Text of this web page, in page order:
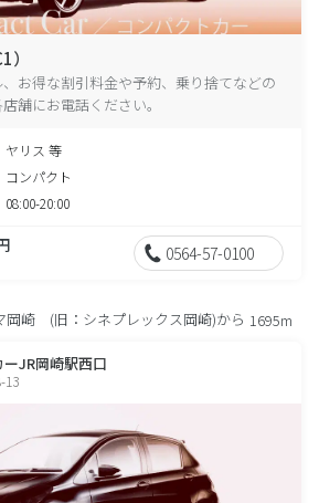
お得な割引料金や予約、乗り捨てなどの
舗にお電話ください。
ヤリス 等
コンパクト
08:00-20:00
0564-57-0100
岡崎 (旧：シネプレックス岡崎)から 1695m
ーJR岡崎駅西口
13